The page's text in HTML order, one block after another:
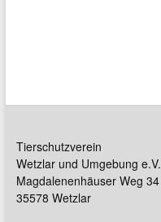
Tierschutzverein
Wetzlar und Umgebung e.V.
Magdalenenhäuser Weg 34
35578 Wetzlar